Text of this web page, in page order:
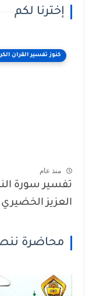
إخترنا لكم
كنوز تفسير القران
منذ عام
تفسير سورة
العزيز
محاضرة